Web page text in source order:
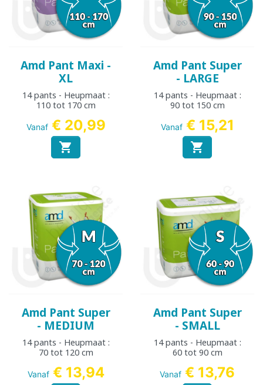
Amd Pant Maxi -
XL
14 pants - Heupmaat :
110 tot 170 cm
Vanaf € 20,99

Amd Pant Super
- LARGE
14 pants - Heupmaat :
90 tot 150 cm
Vanaf € 15,21

Amd Pant Super
- MEDIUM
14 pants - Heupmaat :
70 tot 120 cm
Vanaf € 13,94
Amd Pant Super
- SMALL
14 pants - Heupmaat :
60 tot 90 cm
Vanaf € 13,76